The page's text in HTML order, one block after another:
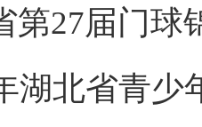
第27届门球
湖北省青少